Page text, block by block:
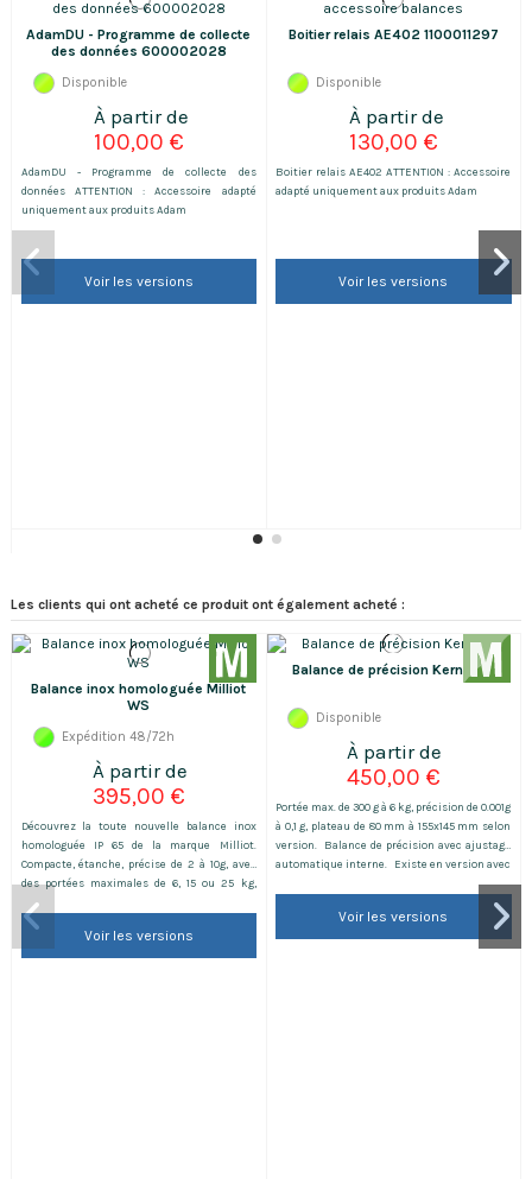
AdamDU - Programme de collecte
des données 600002028
Disponible
100,00 €
AdamDU - Programme de collecte des
données ATTENTION : Accessoire adapté
uniquement aux produits Adam
Voir les versions
Boitier relais AE402 1100011297
Disponible
130,00 €
Boitier relais AE402 ATTENTION : Accessoire
adapté uniquement aux produits Adam
Voir les versions
Les clients qui ont acheté ce produit ont également acheté :
Balance inox homologuée Milliot
WS
Expédition 48/72h
395,00 €
Découvrez la toute nouvelle balance inox
homologuée IP 65 de la marque Milliot.
Compacte, étanche, précise de 2 à 10g, avec
des portées maximales de 6, 15 ou 25 kg,
notre nouvelle balance inox homologuée
s’adapte à tous les environnements difficiles.
Elle est vendue avec son carnet et sa
vignette de métrologie pour des usages
Voir les versions
Balance de précision Kern EWJ
Disponible
450,00 €
Portée max. de 300 g à 6 kg, précision de 0.001g
à 0,1 g, plateau de 80 mm à 155x145 mm selon
version. Balance de précision avec ajustage
automatique interne. Existe en version avec
ou sans homologation. (voir tableau ci-
dessous). La balance vous sera livrée avec sa
vignette d'une validité d'un an et son carnet
de métrologie uniquement avec la...
Voir les versions